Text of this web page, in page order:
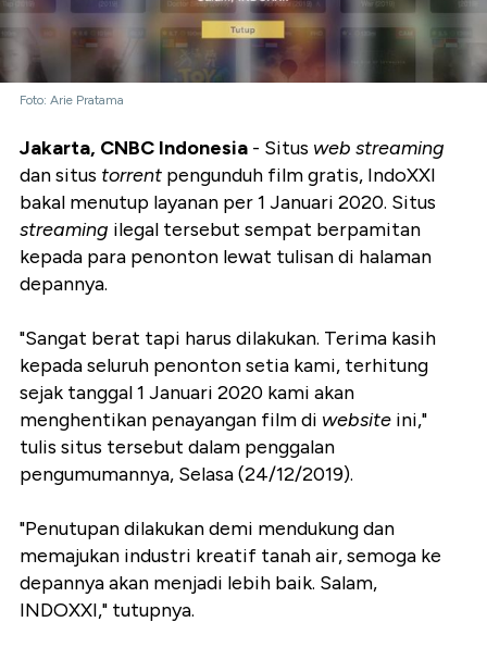
Foto: Arie Pratama
Jakarta, CNBC Indonesia - Situs web streaming
dan situs torrent pengunduh film gratis, IndoXXI
bakal menutup layanan per 1 Januari 2020. Situs
streaming ilegal tersebut sempat berpamitan
kepada para penonton lewat tulisan di halaman
depannya.
"Sangat berat tapi harus dilakukan. Terima kasih
kepada seluruh penonton setia kami, terhitung
sejak tanggal 1 Januari 2020 kami akan
menghentikan penayangan film di website ini,"
tulis situs tersebut dalam penggalan
pengumumannya, Selasa (24/12/2019).
"Penutupan dilakukan demi mendukung dan
memajukan industri kreatif tanah air, semoga ke
depannya akan menjadi lebih baik. Salam,
INDOXXI," tutupnya.